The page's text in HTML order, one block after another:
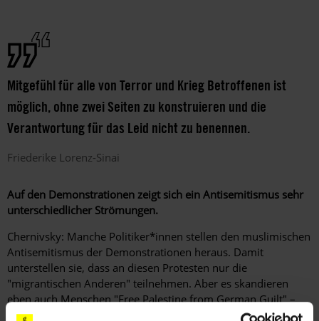
Mitgefühl für alle von Terror und Krieg Betroffenen ist
möglich, ohne zwei Seiten zu konstruieren und die
Verantwortung für das Leid nicht zu benennen.
Friederike Lorenz-Sinai
Auf den Demonstrationen zeigt sich ein Antisemitismus sehr
unterschiedlicher Strömungen.
Chernivsky: Manche Politiker*innen stellen den muslimischen
Antisemitismus der Demonstrationen heraus. Damit
unterstellen sie, dass an diesen Protesten nur die
"migrantischen Anderen" teilnehmen. Aber es skandieren
eben auch Menschen "Free Palestine from German Guilt" –
hier zeigt sich typischer deutscher Post-Shoah-